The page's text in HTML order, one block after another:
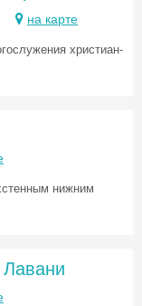
на карте
христиан-
нижним